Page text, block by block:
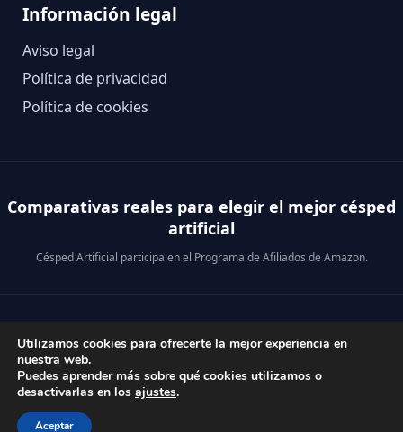
Información legal
Aviso legal
Política de privacidad
Política de cookies
Comparativas reales para elegir el mejor césped
artificial
Césped Artificial participa en el Programa de Afiliados de Amazon.
Utilizamos cookies para ofrecerte la mejor experiencia en
nuestra web.
Puedes aprender más sobre qué cookies utilizamos o
desactivarlas en los ajustes.
Aceptar